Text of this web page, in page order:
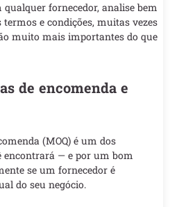
fornecedor, analise bem
e condições, muitas vezes
muito mais importantes do que
de encomenda e
(MOQ) é um dos
encontrará — e por um bom
se um fornecedor é
do seu negócio.